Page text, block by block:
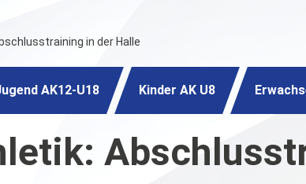
in der Halle
AK12-U18 Kinder AK U8